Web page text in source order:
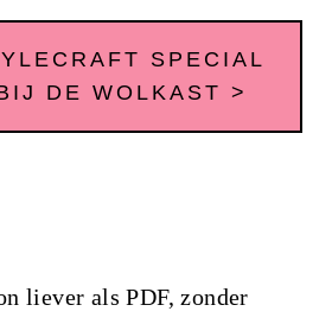
SPECIAL
DE WOLKAST >
liever als PDF, zonder